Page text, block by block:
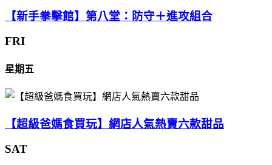
【新手拳擊館】第八堂：防守＋進攻組合
FRI
星期五
【超級爸媽食買玩】網店人氣熱賣六款甜品
SAT